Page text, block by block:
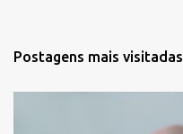
Postagens mais visitadas